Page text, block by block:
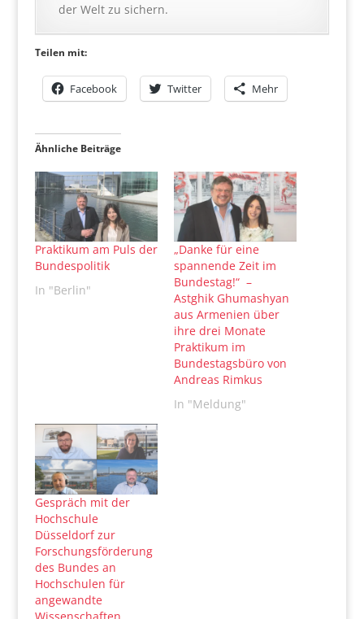
der Welt zu sichern.
Teilen mit:
Facebook Twitter Mehr
Ähnliche Beiträge
Praktikum am Puls der
Bundespolitik
In "Berlin"
„Danke für eine
spannende Zeit im
Bundestag!“ –
Astghik Ghumashyan
aus Armenien über
ihre drei Monate
Praktikum im
Bundestagsbüro von
Andreas Rimkus
In "Meldung"
Gespräch mit der
Hochschule
Düsseldorf zur
Forschungsförderung
des Bundes an
Hochschulen für
angewandte